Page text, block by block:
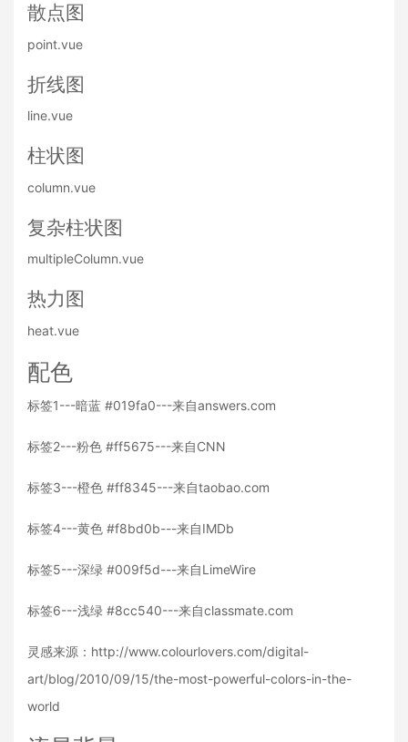
散点图
point.vue
折线图
line.vue
柱状图
column.vue
复杂柱状图
multipleColumn.vue
热力图
heat.vue
配色
标签1---暗蓝 #019fa0---来自answers.com
标签2---粉色 #ff5675---来自CNN
标签3---橙色 #ff8345---来自taobao.com
标签4---黄色 #f8bd0b---来自IMDb
标签5---深绿 #009f5d---来自LimeWire
标签6---浅绿 #8cc540---来自classmate.com
灵感来源：http://www.colourlovers.com/digital-
art/blog/2010/09/15/the-most-powerful-colors-in-the-
world